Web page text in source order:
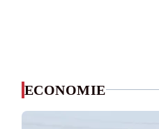
ECONOMIE